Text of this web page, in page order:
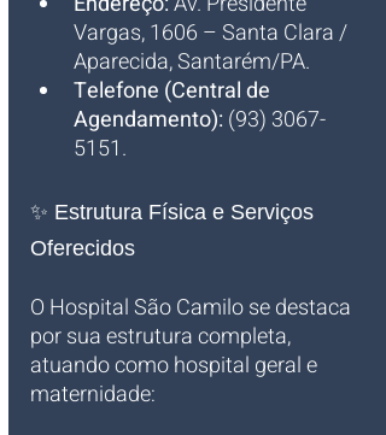
Vargas, 1606 – Santa Clara /
Aparecida, Santarém/PA.
Telefone (Central de
Agendamento): (93) 3067-
5151.
✨ Estrutura Física e Serviços
Oferecidos
O Hospital São Camilo se destaca
por sua estrutura completa,
atuando como hospital geral e
maternidade: